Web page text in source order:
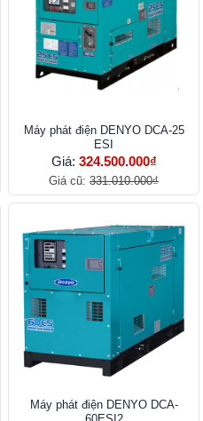
Máy phát điện DENYO DCA-25
ESI
Giá: 324.500.000₫
Giá cũ: 331.010.000₫
Máy phát điện DENYO DCA-